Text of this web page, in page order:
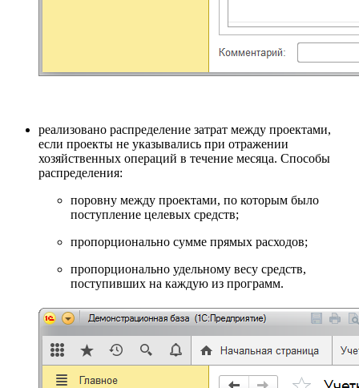
реализовано распределение затрат между проектами,
если проекты не указывались при отражении
хозяйственных операций в течение месяца. Способы
распределения:
поровну между проектами, по которым было
поступление целевых средств;
пропорционально сумме прямых расходов;
пропорционально удельному весу средств,
поступивших на каждую из программ.